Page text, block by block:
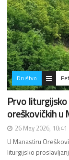
Društvo
Prvo
oreškovičkih u
26 May 2026, 10:41
U Manastiru
liturgijsko